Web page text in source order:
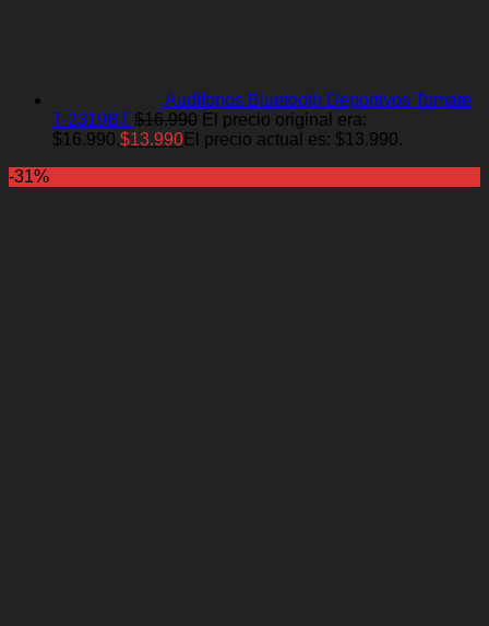
Audífonos Bluetooth Deportivos Tomate
T-2319BT $16.990 El precio original era:
$16.990.$13.990El precio actual es: $13.990.
-31%